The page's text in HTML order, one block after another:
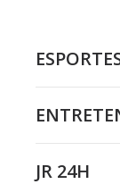
JR 24H